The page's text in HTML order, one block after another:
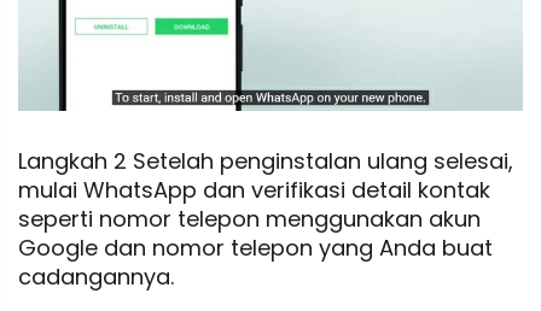
Langkah 2 Setelah penginstalan ulang selesai,
mulai WhatsApp dan verifikasi detail kontak
seperti nomor telepon menggunakan akun
Google dan nomor telepon yang Anda buat
cadangannya.